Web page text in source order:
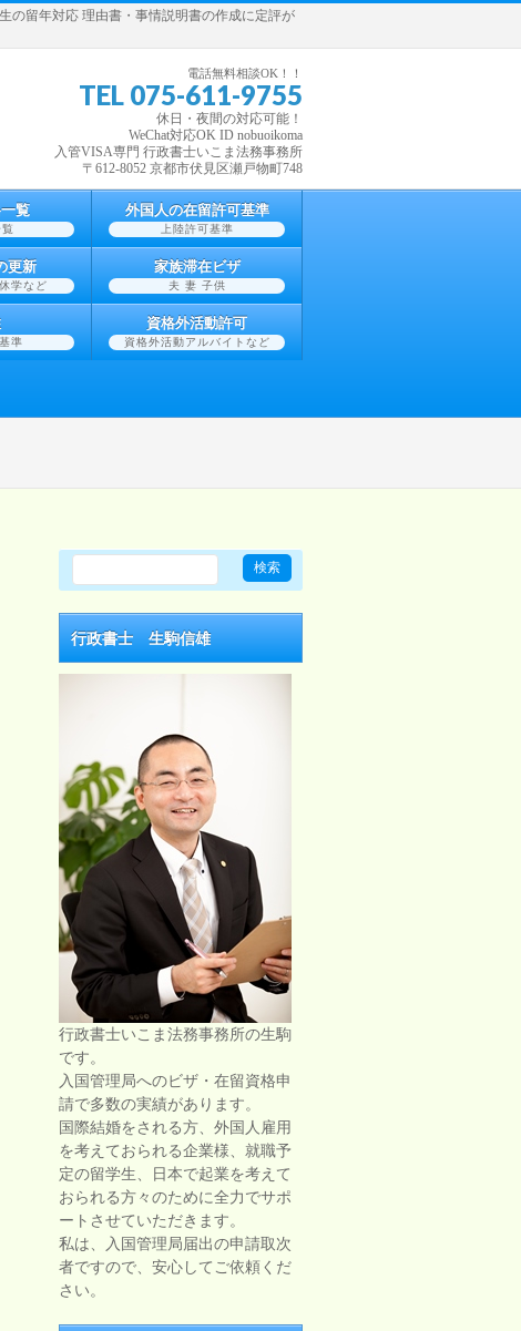
の留年対応 理由書・事情説明書の作成に定評が
電話無料相談OK！！
TEL 075-611-9755
休日・夜間の対応可能！
WeChat対応OK ID nobuoikoma
入管VISA専門 行政書士いこま法務事務所
〒612-8052 京都市伏見区瀬戸物町748
覧 外国人の在留許可基準
上陸許可基準
更新
学など
家族滞在ビザ
夫 妻 子供
準
資格外活動許可
資格外活動アルバイトなど
行政書士 生駒信雄
行政書士いこま法務事務所の生駒
です。
入国管理局へのビザ・在留資格申
請で多数の実績があります。
国際結婚をされる方、外国人雇用
を考えておられる企業様、就職予
定の留学生、日本で起業を考えて
おられる方々のために全力でサポ
ートさせていただきます。
私は、入国管理局届出の申請取次
者ですので、安心してご依頼くだ
さい。